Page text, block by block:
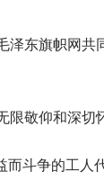
泽东旗帜网共
敬仰和深切
而斗争的工人